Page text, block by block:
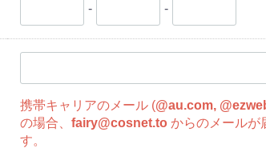
- -
携帯キャリアのメール (@au.com,
の場合、fairy@cosnet.to からのメールが
す。